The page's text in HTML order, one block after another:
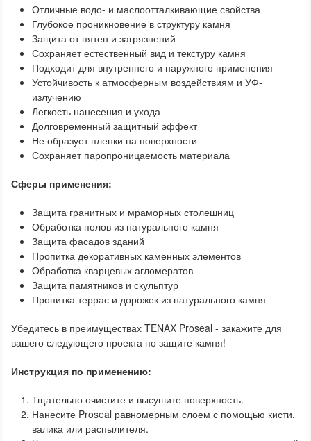
Отличные водо- и маслоотталкивающие свойства
Глубокое проникновение в структуру камня
Защита от пятен и загрязнений
Сохраняет естественный вид и текстуру камня
Подходит для внутреннего и наружного применения
Устойчивость к атмосферным воздействиям и УФ-
излучению
Легкость нанесения и ухода
Долговременный защитный эффект
Не образует пленки на поверхности
Сохраняет паропроницаемость материала
Сферы применения:
Защита гранитных и мраморных столешниц
Обработка полов из натурального камня
Защита фасадов зданий
Пропитка декоративных каменных элементов
Обработка кварцевых агломератов
Защита памятников и скульптур
Пропитка террас и дорожек из натурального камня
Убедитесь в преимуществах TENAX Proseal - закажите для
вашего следующего проекта по защите камня!
Инструкция по применению:
Тщательно очистите и высушите поверхность.
Нанесите Proseal равномерным слоем с помощью кисти,
валика или распылителя.